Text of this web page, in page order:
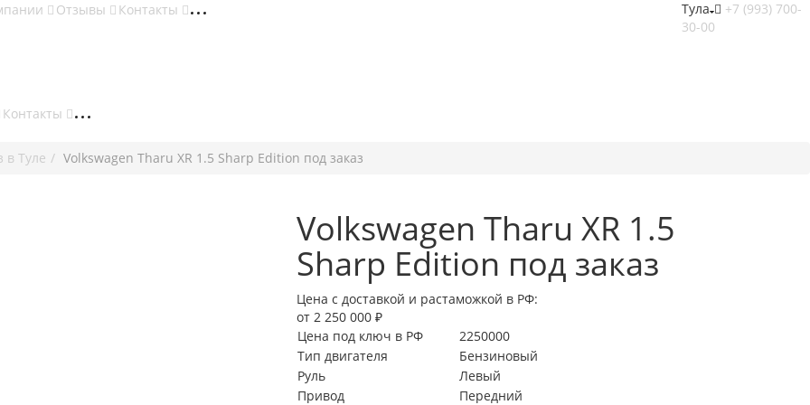
Тула
+7 (993) 700-
30-00
Отзывы Контакты
Контакты
в Туле Volkswagen Tharu XR 1.5 Sharp Edition под заказ
Volkswagen Tharu XR 1.5
Sharp Edition под заказ
Цена с доставкой и растаможкой в РФ:
от 2 250 000 ₽
Цена под ключ в РФ
2250000
Тип двигателя
Бензиновый
Руль
Левый
Привод
Передний